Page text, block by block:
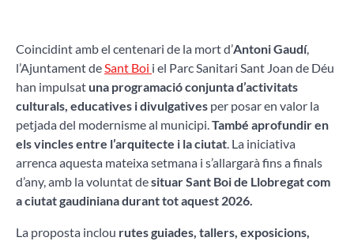
Coincidint amb el centenari de la mort d’Antoni Gaudí,
l’Ajuntament deSant Boi i el Parc Sanitari Sant Joan de Déu
han impulsat una programació conjunta d’activitats
culturals, educatives i divulgatives per posar en valor la
petjada del modernisme al municipi.També aprofundir en
els vincles entre l’arquitecte i la ciutat. La iniciativa
arrenca aquesta mateixa setmana i s’allargarà fins a finals
d’any, amb la voluntat desituar Sant Boi de Llobregat com
a ciutat gaudiniana durant tot aquest 2026.
La proposta inclou rutes guiades, tallers, exposicions,